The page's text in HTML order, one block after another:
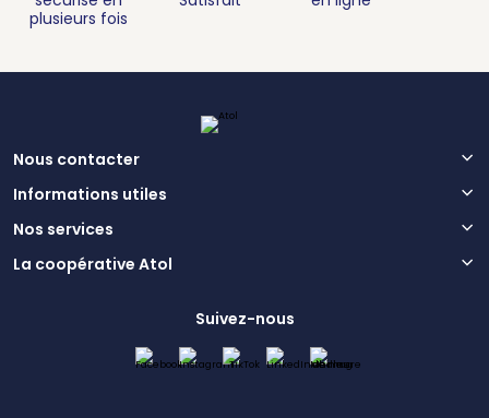
plusieurs fois
Nous contacter
Informations utiles
Nos services
La coopérative Atol
Suivez-nous